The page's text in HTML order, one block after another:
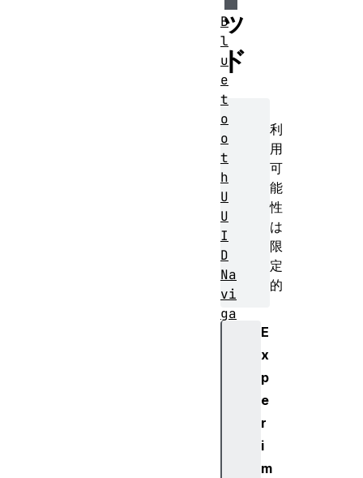
ッ
ド
利
用
可
能
性
は
限
定
的
E
x
p
e
r
i
m
B
l
u
e
t
o
o
t
h
U
U
I
D
Na
vi
ga